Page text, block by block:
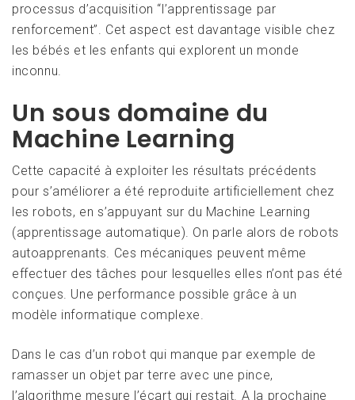
processus d’acquisition “l’apprentissage par
renforcement”. Cet aspect est davantage visible chez
les bébés et les enfants qui explorent un monde
inconnu.
Un sous domaine du
Machine Learning
Cette capacité à exploiter les résultats précédents
pour s’améliorer a été reproduite artificiellement chez
les robots, en s’appuyant sur du Machine Learning
(apprentissage automatique). On parle alors de robots
autoapprenants. Ces mécaniques peuvent même
effectuer des tâches pour lesquelles elles n’ont pas été
conçues. Une performance possible grâce à un
modèle informatique complexe.
Dans le cas d’un robot qui manque par exemple de
ramasser un objet par terre avec une pince,
l’algorithme mesure l’écart qui restait. A la prochaine